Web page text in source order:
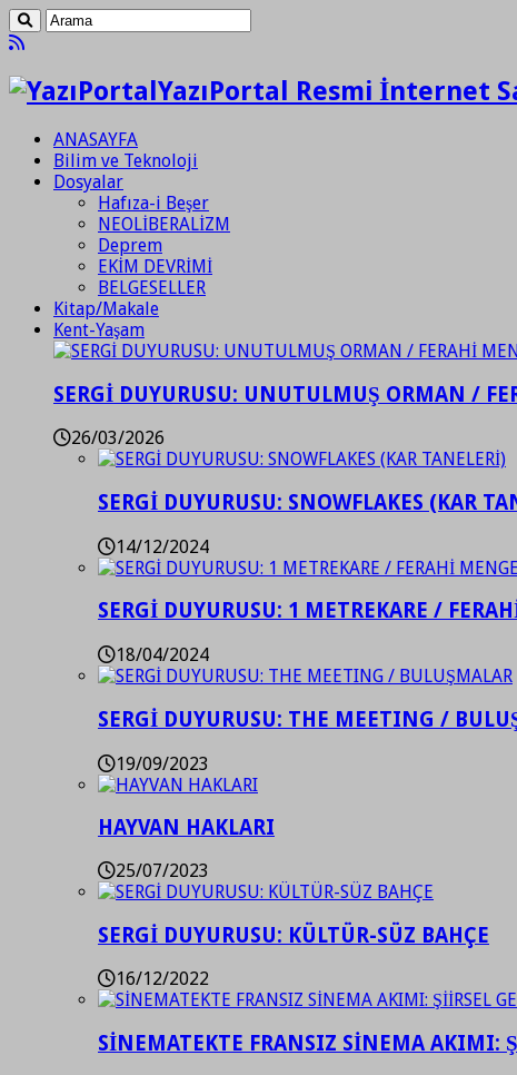
YazıPortal Resmi İnternet
ANASAYFA
Bilim ve Teknoloji
Dosyalar
Hafıza-i Beşer
NEOLİBERALİZM
Deprem
EKİM DEVRİMİ
BELGESELLER
Kitap/Makale
Kent-Yaşam
SERGİ DUYURUSU: UNUTULMUŞ ORMAN /
26/03/2026
SERGİ DUYURUSU: SNOWFLAKES (KAR
14/12/2024
SERGİ DUYURUSU: 1 METREKARE /
18/04/2024
SERGİ DUYURUSU: THE MEETING /
19/09/2023
HAYVAN HAKLARI
25/07/2023
SERGİ DUYURUSU: KÜLTÜR-SÜZ BAHÇE
16/12/2022
SİNEMATEKTE FRANSIZ SİNEMA AKIMI: